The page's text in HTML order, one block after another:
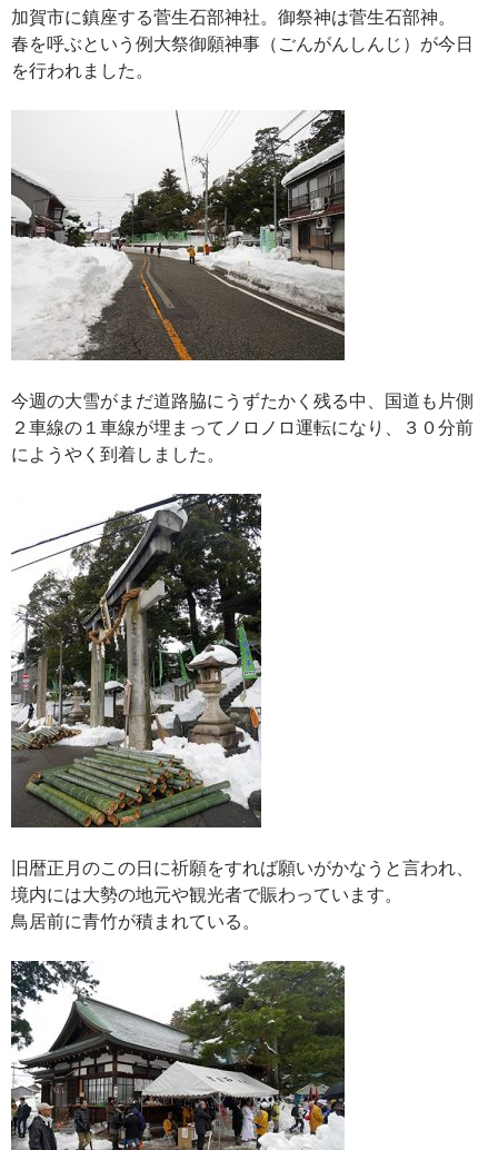
加賀市に鎮座する菅生石部神社。御祭神は菅生石部神。
春を呼ぶという例大祭御願神事（ごんがんしんじ）が今日
を行われました。
今週の大雪がまだ道路脇にうずたかく残る中、国道も片側
２車線の１車線が埋まってノロノロ運転になり、３０分前
にようやく到着しました。
旧暦正月のこの日に祈願をすれば願いがかなうと言われ、
境内には大勢の地元や観光者で賑わっています。
鳥居前に青竹が積まれている。